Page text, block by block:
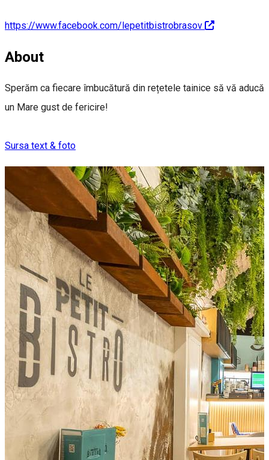
https://www.facebook.com/lepetitbistrobrasov
About
Sperăm ca fiecare îmbucătură din rețetele tainice să vă aducă
un Mare gust de fericire!
Sursa text & foto